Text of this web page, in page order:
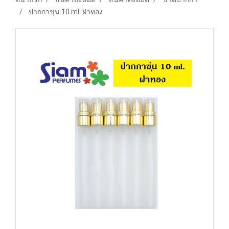
ปากกาขุ่น 10 ml. ฝาทอง